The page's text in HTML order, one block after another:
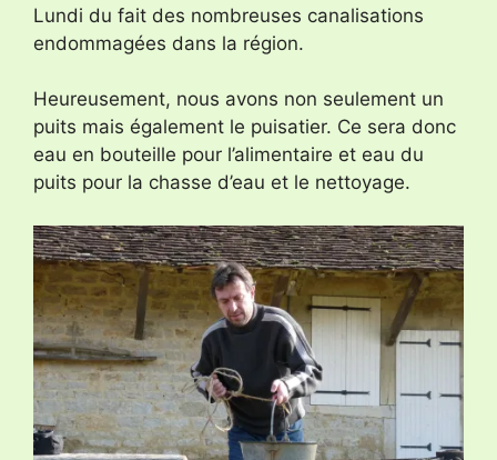
Lundi du fait des nombreuses canalisations
endommagées dans la région.
Heureusement, nous avons non seulement un
puits mais également le puisatier. Ce sera donc
eau en bouteille pour l’alimentaire et eau du
puits pour la chasse d’eau et le nettoyage.